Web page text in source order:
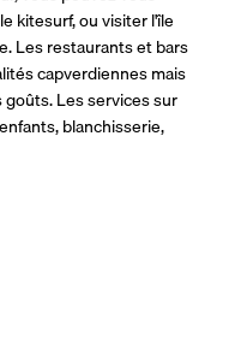
kitesurf, ou visiter l'île
Les restaurants et bars
capverdiennes mais
Les services sur
blanchisserie,